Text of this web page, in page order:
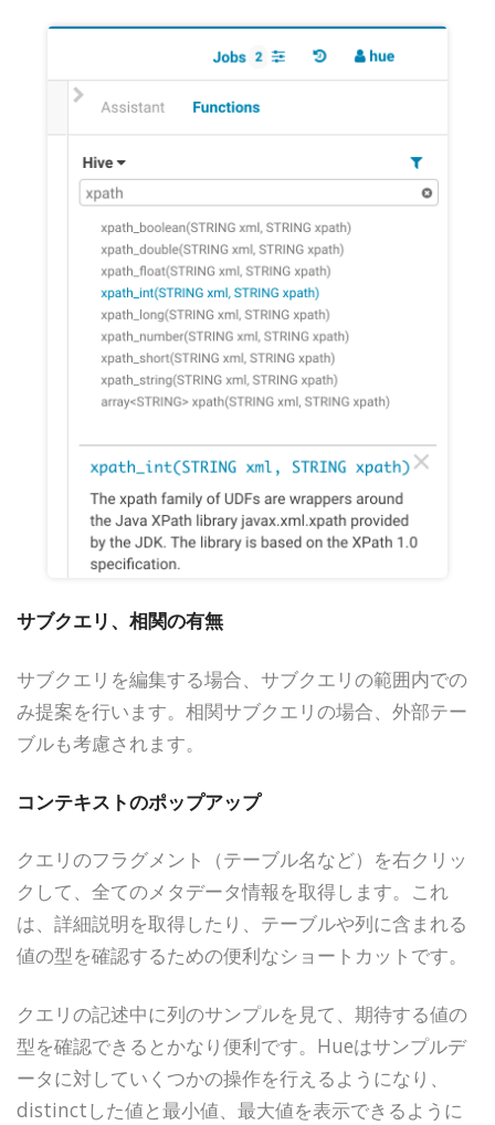
サブクエリ、相関の有無
サブクエリを編集する場合、サブクエリの範囲内での
み提案を行います。相関サブクエリの場合、外部テー
ブルも考慮されます。
コンテキストのポップアップ
クエリのフラグメント（テーブル名など）を右クリッ
クして、全てのメタデータ情報を取得します。これ
は、詳細説明を取得したり、テーブルや列に含まれる
値の型を確認するための便利なショートカットです。
クエリの記述中に列のサンプルを見て、期待する値の
型を確認できるとかなり便利です。Hueはサンプルデ
ータに対していくつかの操作を行えるようになり、
distinctした値と最小値、最大値を表示できるように